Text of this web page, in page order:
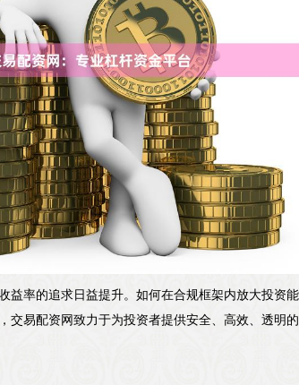
益率的追求日益提升。如何在合规框架内放大投资
交易配资网致力于为投资者提供安全、高效、透明